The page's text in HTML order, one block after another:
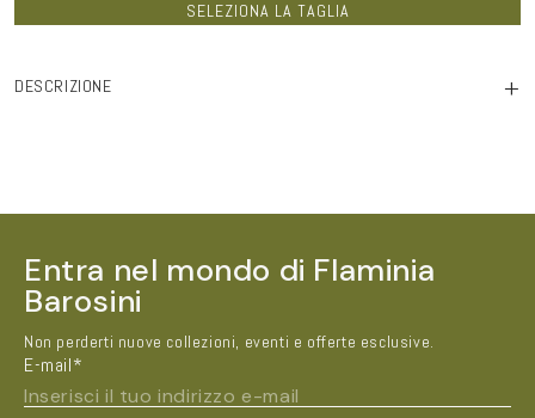
black
vinci
black
SELEZIONA LA TAGLIA
DESCRIZIONE +
Entra nel mondo di Flaminia
Barosini
Non perderti nuove collezioni, eventi e offerte esclusive.
E-mail*
Inserisci il tuo indirizzo e-mail